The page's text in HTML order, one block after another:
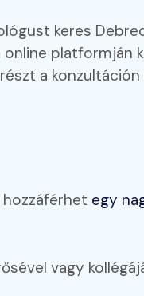
keres
platformján
a
hozzáférhet egy
vagy